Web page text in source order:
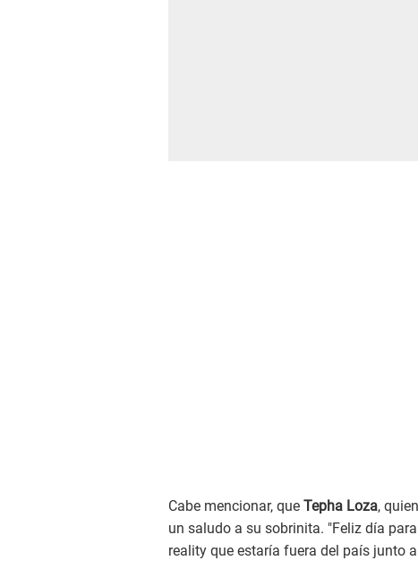
Cabe mencionar, que Tepha Loza,
un saludo a su sobrinita. "Feliz día
reality que estaría fuera del país junto